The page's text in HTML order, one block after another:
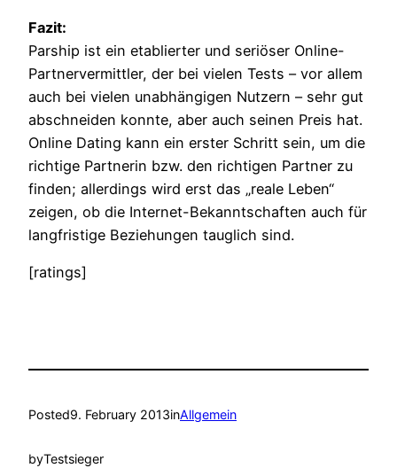
Fazit:
Parship ist ein etablierter und seriöser Online-
Partnervermittler, der bei vielen Tests – vor allem
auch bei vielen unabhängigen Nutzern – sehr gut
abschneiden konnte, aber auch seinen Preis hat.
Online Dating kann ein erster Schritt sein, um die
richtige Partnerin bzw. den richtigen Partner zu
finden; allerdings wird erst das „reale Leben“
zeigen, ob die Internet-Bekanntschaften auch für
langfristige Beziehungen tauglich sind.
[ratings]
Posted9. February 2013inAllgemein
byTestsieger